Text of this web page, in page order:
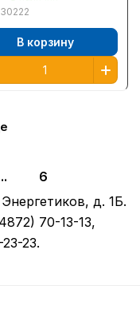
В корзину
6
д. 1Б.
70-13-13,
23.